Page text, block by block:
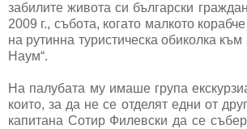
забилите живота си български
2009 г., събота, когато малкото
на рутинна туристическа обиколка
Наум“.
На палубата му имаше група
които, за да не се отделят едни от
капитана Сотир Филевски да се